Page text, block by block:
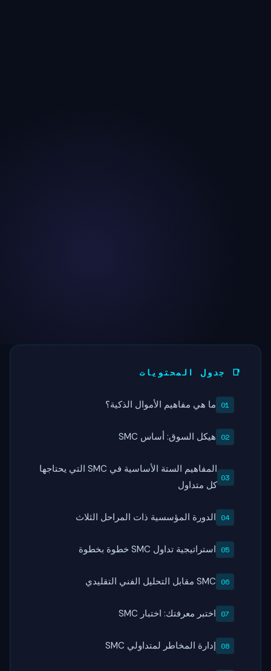
📑 جدول المحتويات
ما هي مفاهيم الأموال الذكية؟
هيكل السوق: أساس SMC
المفاهيم الستة الأساسية في SMC التي يحتاجها
كل متداول
الدورة المؤسسية ذات المراحل الثلاث
استراتيجية تداول SMC خطوة بخطوة
SMC مقابل التحليل الفني التقليدي
اختبر معرفتك: اختبار SMC
إدارة المخاطر لمتداولي SMC